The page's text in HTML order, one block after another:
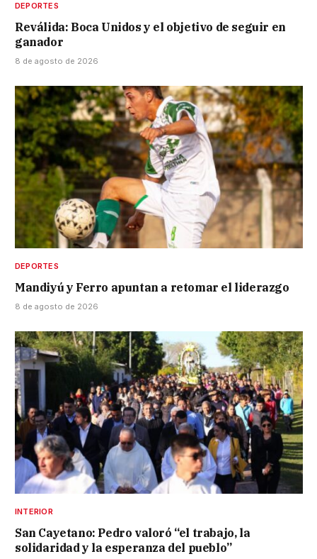
DEPORTES
Reválida: Boca Unidos y el objetivo de seguir en
ganador
8 de agosto de 2026
DEPORTES
Mandiyú y Ferro apuntan a retomar el liderazgo
8 de agosto de 2026
INTERIOR
San Cayetano: Pedro valoró “el trabajo, la
solidaridad y la esperanza del pueblo”